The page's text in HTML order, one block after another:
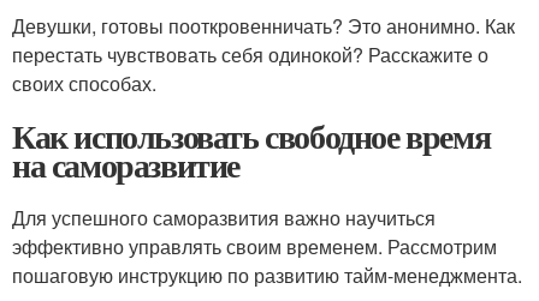
Девушки, готовы пооткровенничать? Это анонимно. Как
перестать чувствовать себя одинокой? Расскажите о
своих способах.
Как использовать свободное время
на саморазвитие
Для успешного саморазвития важно научиться
эффективно управлять своим временем. Рассмотрим
пошаговую инструкцию по развитию тайм-менеджмента.